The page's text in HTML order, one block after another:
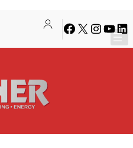
Facebook
X Instagram